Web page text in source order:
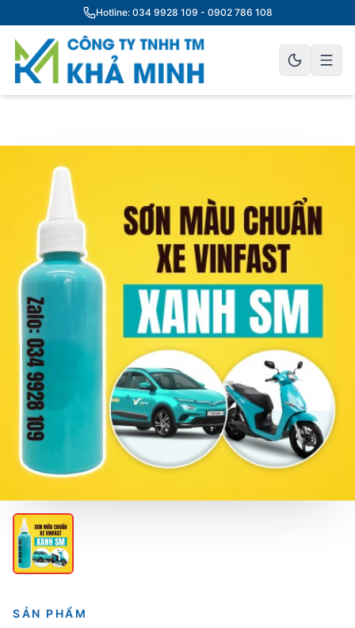
Hotline: 034 9928 109 - 0902 786 108
SẢN PHẨM